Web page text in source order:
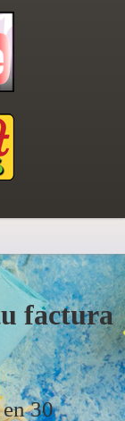
factura
30